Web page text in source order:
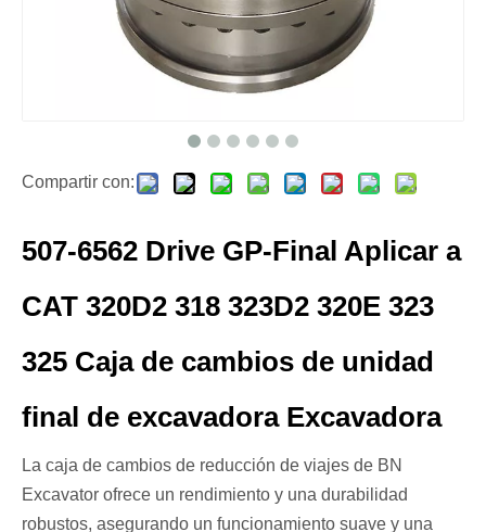
Compartir con:
507-6562 Drive GP-Final Aplicar a
CAT 320D2 318 323D2 320E 323
325 Caja de cambios de unidad
final de excavadora Excavadora
La caja de cambios de reducción de viajes de BN
Excavator ofrece un rendimiento y una durabilidad
robustos, asegurando un funcionamiento suave y una